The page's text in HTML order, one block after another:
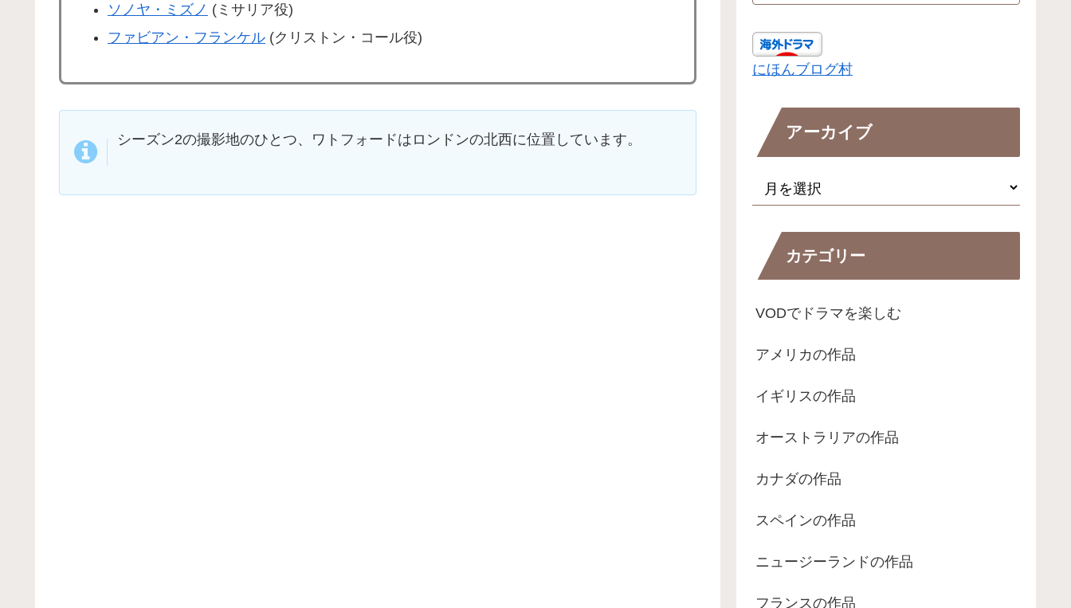
ソノヤ・ミズノ (ミサリア役)
ファビアン・フランケル(クリストン・コール役)
シーズン2の撮影地のひとつ、ワトフォードはロンドンの北西に位置しています。
にほんブログ村
アーカイブ
カテゴリー
VODでドラマを楽しむ
アメリカの作品
イギリスの作品
オーストラリアの作品
カナダの作品
スペインの作品
ニュージーランドの作品
フランスの作品